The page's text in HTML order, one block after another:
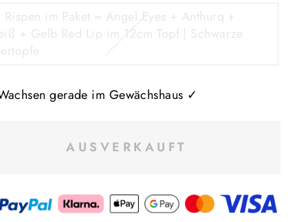
im Paket = Angel Eyes + Anthurq +
+ Gelb Red Lip im 12cm Topf | Schwarze
gerade im Gewächshaus ✓
AUSVERKAUFT